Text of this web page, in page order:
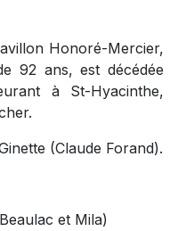
Honoré-Mercier,
92 ans, est décédée
à St-Hyacinthe,
(Claude Forand).
et Mila)